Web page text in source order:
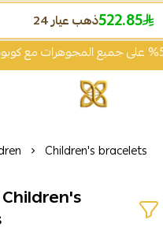
Children's bracelets
ذهب عيار 24522.85